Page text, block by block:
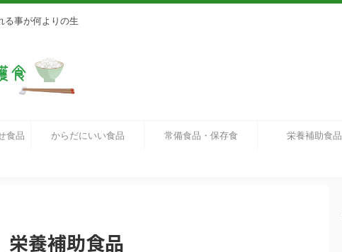
る事が何よりの生
食品 からだにいい食品 常備食品・保存食 栄養補助食品
栄養補助食品